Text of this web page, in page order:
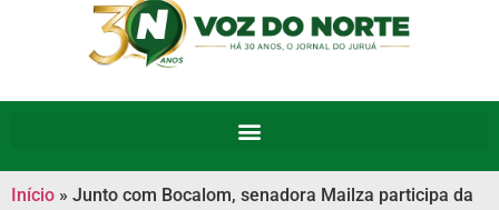
Início » Junto com Bocalom, senadora Mailza participa da